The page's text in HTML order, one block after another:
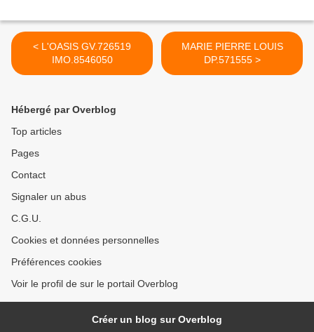
< L'OASIS GV.726519
IMO.8546050
MARIE PIERRE LOUIS
DP.571555 >
Hébergé par Overblog
Top articles
Pages
Contact
Signaler un abus
C.G.U.
Cookies et données personnelles
Préférences cookies
Voir le profil de sur le portail Overblog
Créer un blog sur Overblog